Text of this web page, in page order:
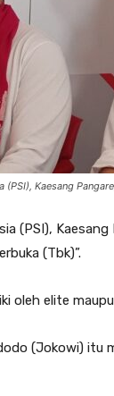
Kaesang
(PSI),
(Tbk)”.
oleh elite
(Jokowi) itu